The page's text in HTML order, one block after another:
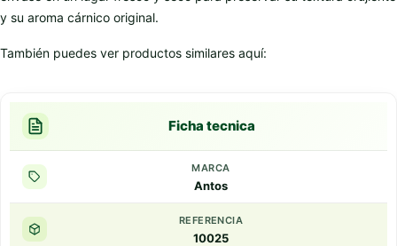
y su aroma cárnico original.
También puedes ver productos similares aquí:
Ficha tecnica
MARCA
Antos
REFERENCIA
10025